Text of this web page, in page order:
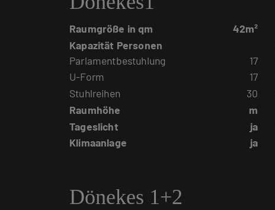
Raumgröße in qm
42m²
Kapazität Personen
Parlamentbestuhlung
17
U-Form
17
Stuhlreihen
30
Raumhöhe
m
Tageslicht
ja
Klimaanlage
ja
Dönekes 1+2